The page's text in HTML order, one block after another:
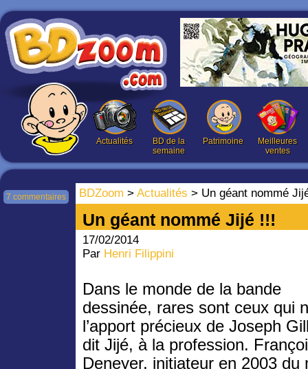
Actualités
BD de la
semaine
Patrimoine
Meilleures
ventes
BDZoom > Actualités > Un géant nommé
7 commentaires
Un géant nommé Jijé !!!
17/02/2014
Par Henri Filippini
Dans le monde de la bande
dessinée, rares sont ceux qui
l’apport précieux de Joseph
dit Jijé, à la profession.
Deneyer, initiateur en 2003 du